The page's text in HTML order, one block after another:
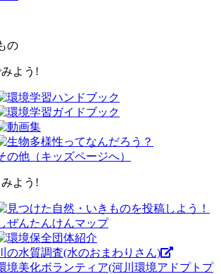
の
よう!
の他（キッズページへ）
よう!
の水質調査(水のおまわりさん)
境美化ボランティア(河川環境アドプトプ